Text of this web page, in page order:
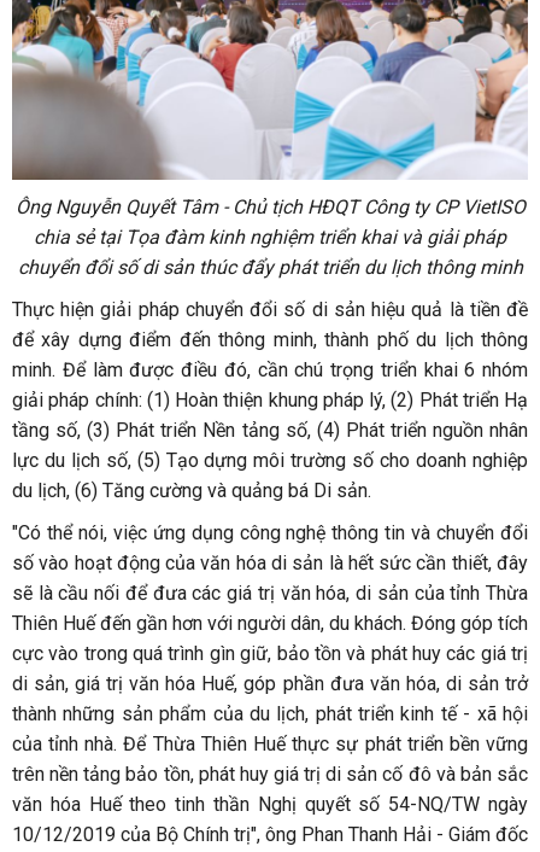
Ông Nguyễn Quyết Tâm - Chủ tịch HĐQT Công ty CP VietISO
chia sẻ tại Tọa đàm kinh nghiệm triển khai và giải pháp
chuyển đổi số di sản thúc đẩy phát triển du lịch thông minh
Thực hiện giải pháp chuyển đổi số di sản hiệu quả là tiền đề
để xây dựng điểm đến thông minh, thành phố du lịch thông
minh. Để làm được điều đó, cần chú trọng triển khai 6 nhóm
giải pháp chính: (1) Hoàn thiện khung pháp lý, (2) Phát triển Hạ
tầng số, (3) Phát triển Nền tảng số, (4) Phát triển nguồn nhân
lực du lịch số, (5) Tạo dựng môi trường số cho doanh nghiệp
du lịch, (6) Tăng cường và quảng bá Di sản.
"Có thể nói, việc ứng dụng công nghệ thông tin và chuyển đổi
số vào hoạt động của văn hóa di sản là hết sức cần thiết, đây
sẽ là cầu nối để đưa các giá trị văn hóa, di sản của tỉnh Thừa
Thiên Huế đến gần hơn với người dân, du khách. Đóng góp tích
cực vào trong quá trình gìn giữ, bảo tồn và phát huy các giá trị
di sản, giá trị văn hóa Huế, góp phần đưa văn hóa, di sản trở
thành những sản phẩm của du lịch, phát triển kinh tế - xã hội
của tỉnh nhà. Để Thừa Thiên Huế thực sự phát triển bền vững
trên nền tảng bảo tồn, phát huy giá trị di sản cố đô và bản sắc
văn hóa Huế theo tinh thần Nghị quyết số 54-NQ/TW ngày
10/12/2019 của Bộ Chính trị", ông Phan Thanh Hải - Giám đốc